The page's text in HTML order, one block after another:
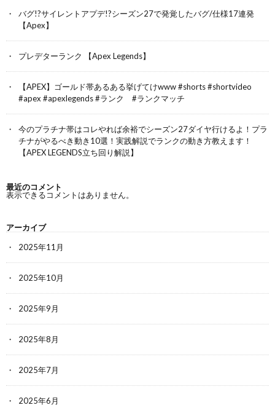
バグ!?サイレントアプデ!?シーズン27で発覚したバグ/仕様17連発
【Apex】
プレデターランク 【Apex Legends】
【APEX】ゴールド帯あるある挙げてけwww #shorts #shortvideo
#apex #apexlegends #ランク #ランクマッチ
今のプラチナ帯はコレやれば余裕でシーズン27ダイヤ行けるよ！プラ
チナがやるべき動き10選！実践解説でランクの動き方教えます！
【APEX LEGENDS立ち回り解説】
最近のコメント
表示できるコメントはありません。
アーカイブ
2025年11月
2025年10月
2025年9月
2025年8月
2025年7月
2025年6月